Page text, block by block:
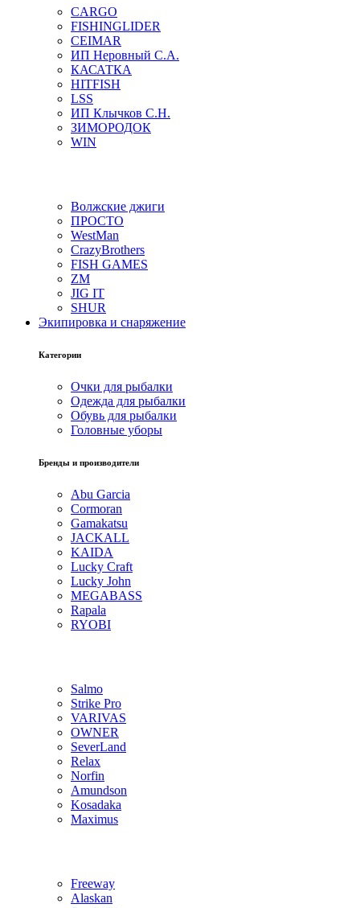
CARGO
FISHINGLIDER
CEIMAR
ИП Неровный С.А.
КАСАТКА
HITFISH
LSS
ИП Клычков С.Н.
ЗИМОРОДОК
WIN
Волжские джиги
ПРОСТО
WestMan
CrazyBrothers
FISH GAMES
ZM
JIG IT
SHUR
Экипировка и снаряжение
Категории
Очки для рыбалки
Одежда для рыбалки
Обувь для рыбалки
Головные уборы
Бренды и производители
Abu Garcia
Cormoran
Gamakatsu
JACKALL
KAIDA
Lucky Craft
Lucky John
MEGABASS
Rapala
RYOBI
Salmo
Strike Pro
VARIVAS
OWNER
SeverLand
Relax
Norfin
Amundson
Kosadaka
Maximus
Freeway
Alaskan